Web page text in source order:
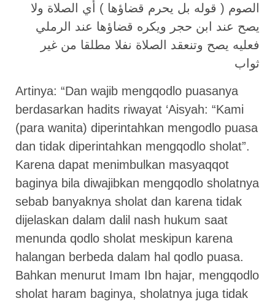
الصوم ( قوله بل يحرم قضاؤها ) أي الصلاة ولا
يصح عند ابن حجر ويكره قضاؤها عند الرملي
فعليه يصح وتنعقد الصلاة نفلا مطلقا من غير
ثواب
Artinya: “Dan wajib mengqodlo puasanya
berdasarkan hadits riwayat ‘Aisyah: “Kami
(para wanita) diperintahkan mengodlo puasa
dan tidak diperintahkan mengqodlo sholat”.
Karena dapat menimbulkan masyaqqot
baginya bila diwajibkan mengqodlo sholatnya
sebab banyaknya sholat dan karena tidak
dijelaskan dalam dalil nash hukum saat
menunda qodlo sholat meskipun karena
halangan berbeda dalam hal qodlo puasa.
Bahkan menurut Imam Ibn hajar, mengqodlo
sholat haram baginya, sholatnya juga tidak